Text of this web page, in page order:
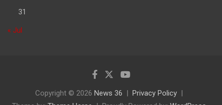
31
« Jul
Copyright © 2026 News 36
Privacy Policy